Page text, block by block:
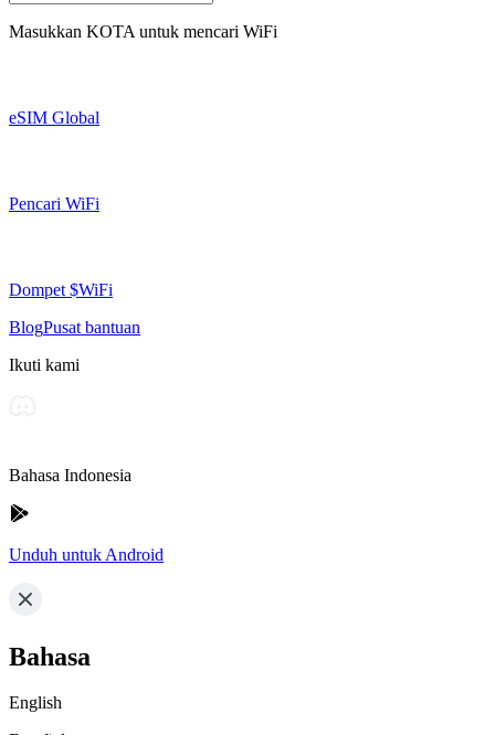
Masukkan KOTA untuk mencari WiFi
eSIM Global
Pencari WiFi
Dompet $WiFi
BlogPusat bantuan
Ikuti kami
Bahasa Indonesia
Unduh untuk Android
Bahasa
English